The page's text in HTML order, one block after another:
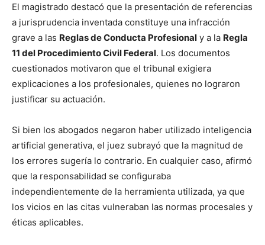
El magistrado destacó que la presentación de referencias
a jurisprudencia inventada constituye una infracción
grave a las Reglas de Conducta Profesional y a la Regla
11 del Procedimiento Civil Federal. Los documentos
cuestionados motivaron que el tribunal exigiera
explicaciones a los profesionales, quienes no lograron
justificar su actuación.
Si bien los abogados negaron haber utilizado inteligencia
artificial generativa, el juez subrayó que la magnitud de
los errores sugería lo contrario. En cualquier caso, afirmó
que la responsabilidad se configuraba
independientemente de la herramienta utilizada, ya que
los vicios en las citas vulneraban las normas procesales y
éticas aplicables.